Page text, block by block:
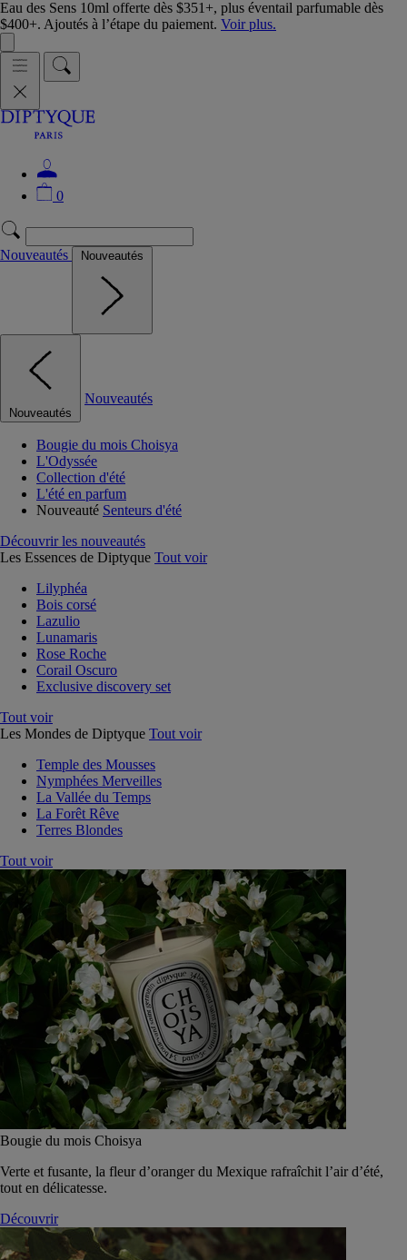
Eau des Sens 10ml offerte dès $351+, plus éventail parfumable dès
$400+. Ajoutés à l’étape du paiement. Voir plus.
0
Nouveautés Nouveautés
Nouveautés
Nouveautés
Bougie du mois Choisya
L'Odyssée
Collection d'été
L'été en parfum
Nouveauté Senteurs d'été
Découvrir les nouveautés
Les Essences de Diptyque Tout voir
Lilyphéa
Bois corsé
Lazulio
Lunamaris
Rose Roche
Corail Oscuro
Exclusive discovery set
Tout voir
Les Mondes de Diptyque Tout voir
Temple des Mousses
Nymphées Merveilles
La Vallée du Temps
La Forêt Rêve
Terres Blondes
Tout voir
Bougie du mois Choisya
Verte et fusante, la fleur d’oranger du Mexique rafraîchit l’air d’été,
tout en délicatesse.
Découvrir